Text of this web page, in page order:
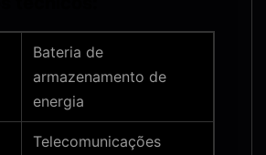
Bateria de
armazenamento de
energia
Telecomunicações